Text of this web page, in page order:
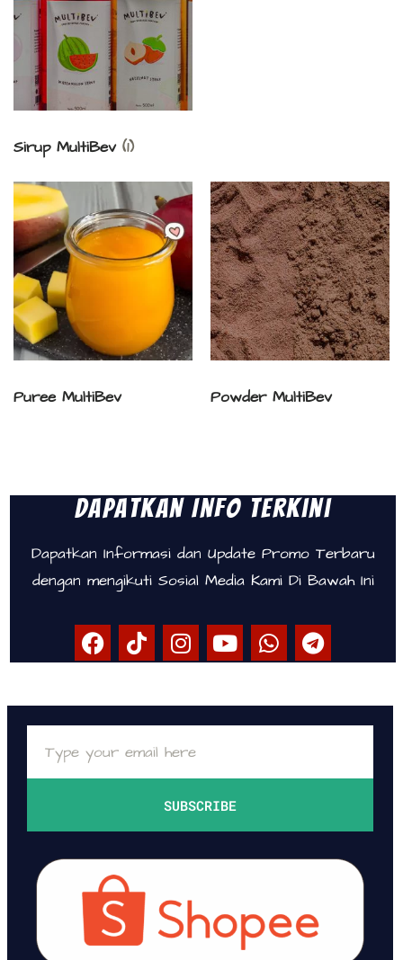
Sirup MultiBev (1)
Puree MultiBev Powder MultiBev
Dapatkan Info Terkini
Dapatkan Informasi dan Update Promo Terbaru
dengan mengikuti Sosial Media Kami Di Bawah Ini
SUBSCRIBE